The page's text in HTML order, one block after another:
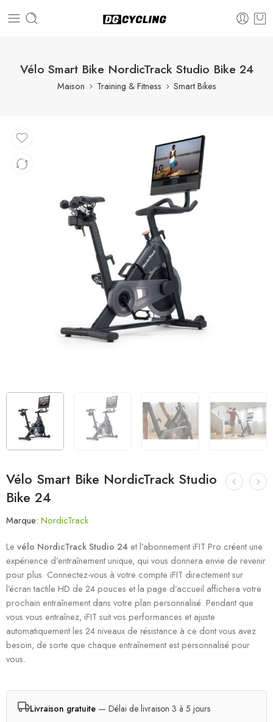
Vélo Smart Bike NordicTrack Studio Bike 24
Maison Training & Fitness Smart Bikes
Vélo Smart Bike NordicTrack Studio
Bike 24
Marque: NordicTrack
Le vélo NordicTrack Studio 24 et l’abonnement iFIT Pro créent une
expérience d’entraînement unique, qui vous donnera envie de revenir
pour plus. Connectez-vous à votre compte iFIT directement sur
l’écran tactile HD de 24 pouces et la page d’accueil affichera votre
prochain entraînement dans votre plan personnalisé. Pendant que
vous vous entraînez, iFIT suit vos performances et ajuste
automatiquement les 24 niveaux de résistance à ce dont vous avez
besoin, de sorte que chaque entraînement est personnalisé pour
vous.
Livraison gratuite — Délai de livraison 3 à 5 jours